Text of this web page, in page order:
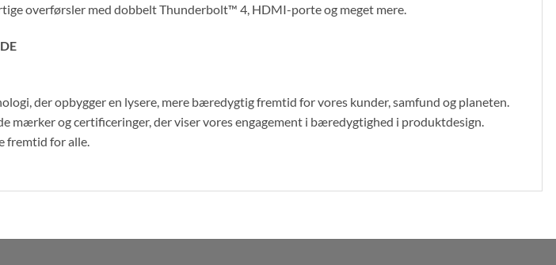
overførsler med dobbelt Thunderbolt™ 4, HDMI-porte og meget mere.
der opbygger en lysere, mere bæredygtig fremtid for vores kunder, samfund og planeten.
mærker og certificeringer, der viser vores engagement i bæredygtighed i produktdesign.
fremtid for alle.